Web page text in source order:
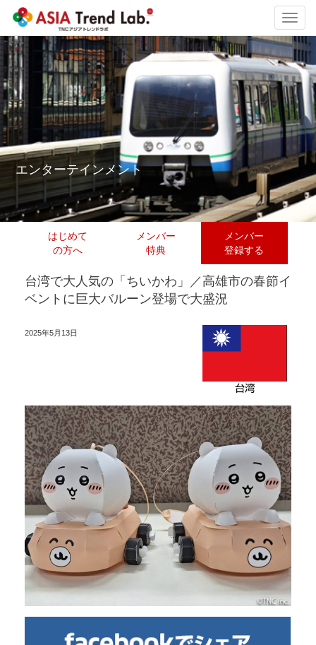
エンターテインメント
はじめて
の方へ
メンバー
特典
メンバー
登録する
台湾で大人気の「ちいかわ」／高雄市の春節イ
ベントに巨大バルーン登場で大盛況
2025年5月13日